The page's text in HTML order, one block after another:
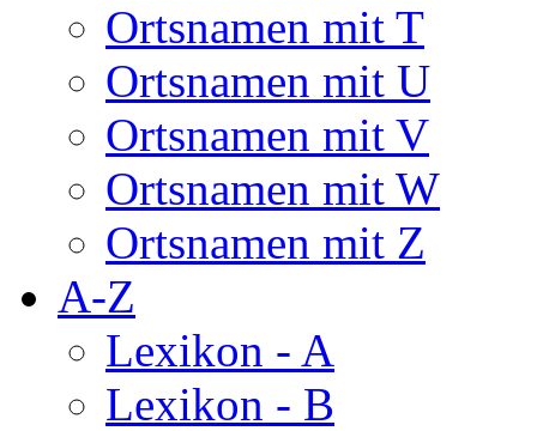
Ortsnamen mit T
Ortsnamen mit U
Ortsnamen mit V
Ortsnamen mit W
Ortsnamen mit Z
A-Z
Lexikon - A
Lexikon - B